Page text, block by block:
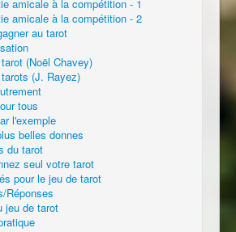
amicale à la compétition - 1
amicale à la compétition - 2
au tarot
(Noël Chavey)
(J. Rayez)
tous
l'exemple
belles donnes
du tarot
seul votre tarot
pour le jeu de tarot
Réponses
jeu de tarot